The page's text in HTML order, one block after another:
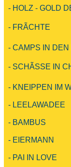
- HOLZ - GOLD
- FRÃCHTE
- CAMPS IN DEN
- SCHÃSSE IN
- KNEIPPEN IM
- LEELAWADEE
- BAMBUS
- EIERMANN
- PAI IN LOVE